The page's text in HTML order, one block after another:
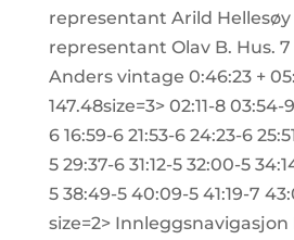
representant Arild
representant Olav B. Hus.
Anders vintage 0:46:23 +
147.48size=3> 02:11-8 03:54-
6 16:59-6 21:53-6 24:23-6
5 29:37-6 31:12-5 32:00-5
5 38:49-5 40:09-5 41:19-7
size=2> Innleggsnavigasjon